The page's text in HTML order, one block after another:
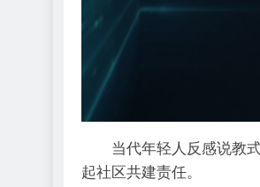
当代年轻人反感说教式
起社区共建责任。